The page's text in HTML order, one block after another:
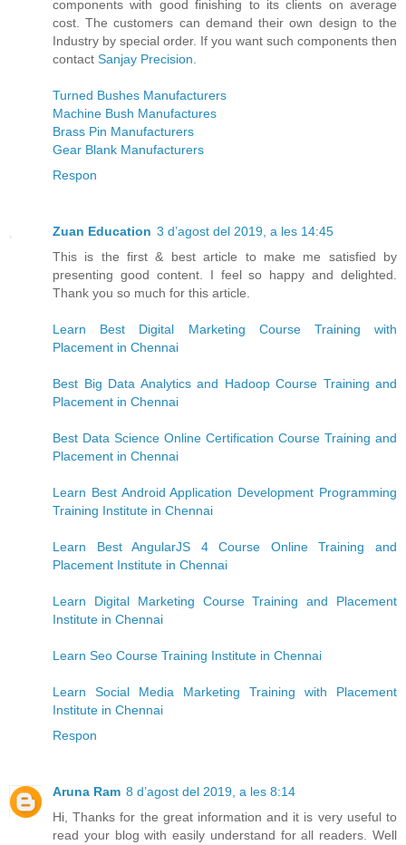
components with good finishing to its clients on average
cost. The customers can demand their own design to the
Industry by special order. If you want such components then
contact Sanjay Precision.
Turned Bushes Manufacturers
Machine Bush Manufactures
Brass Pin Manufacturers
Gear Blank Manufacturers
Respon
Zuan Education 3 d’agost del 2019, a les 14:45
This is the first & best article to make me satisfied by
presenting good content. I feel so happy and delighted.
Thank you so much for this article.
Learn Best Digital Marketing Course Training with
Placement in Chennai
Best Big Data Analytics and Hadoop Course Training and
Placement in Chennai
Best Data Science Online Certification Course Training and
Placement in Chennai
Learn Best Android Application Development Programming
Training Institute in Chennai
Learn Best AngularJS 4 Course Online Training and
Placement Institute in Chennai
Learn Digital Marketing Course Training and Placement
Institute in Chennai
Learn Seo Course Training Institute in Chennai
Learn Social Media Marketing Training with Placement
Institute in Chennai
Respon
Aruna Ram 8 d’agost del 2019, a les 8:14
Hi, Thanks for the great information and it is very useful to
read your blog with easily understand for all readers. Well